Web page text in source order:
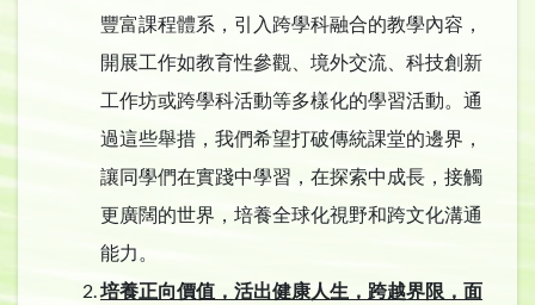
豐富課程體系，引入跨學科融合的教學內容，
開展工作如教育性參觀、境外交流、科技創新
工作坊或跨學科活動等多樣化的學習活動。通
過這些舉措，我們希望打破傳統課堂的邊界，
讓同學們在實踐中學習，在探索中成長，接觸
更廣闊的世界，培養全球化視野和跨文化溝通
能力。​
培養正向價值，活出健康人生，跨越界限，面